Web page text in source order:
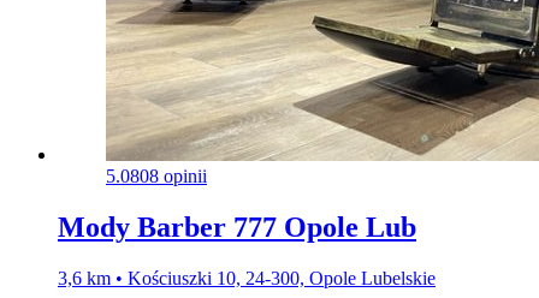
5.0808 opinii
Mody Barber 777 Opole Lub
3,6 km • Kościuszki 10, 24-300, Opole Lubelskie